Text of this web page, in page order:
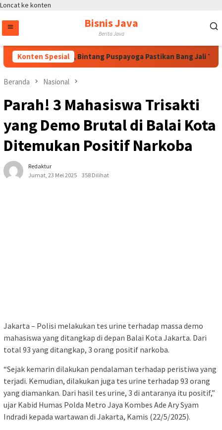
Loncat ke konten
Bisnis Java
Berita Java
Konten Spesial
Megawati, Bintang Puspayoga Pastikan Bang Jali Terus
Beranda Nasional
Parah! 3 Mahasiswa Trisakti
yang Demo Brutal di Balai Kota
Ditemukan Positif Narkoba
Redaktur
Jumat, 23 Mei 2025
358 Dilihat
Jakarta – Polisi melakukan tes urine terhadap massa demo
mahasiswa yang ditangkap di depan Balai Kota Jakarta. Dari
total 93 yang ditangkap, 3 orang positif narkoba.
“Sejak kemarin dilakukan pendalaman terhadap peristiwa yang
terjadi. Kemudian, dilakukan juga tes urine terhadap 93 orang
yang diamankan. Dari hasil tes urine, 3 di antaranya itu positif,”
ujar Kabid Humas Polda Metro Jaya Kombes Ade Ary Syam
Indradi kepada wartawan di Jakarta, Kamis (22/5/2025).